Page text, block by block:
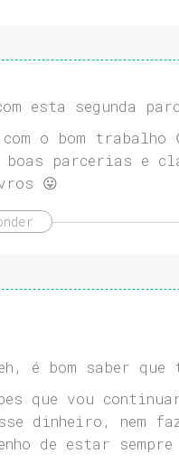
esta segunda
o bom trabalho
boas parcerias e
😛
é bom saber que
que vou
dinheiro, nem
de estar sempre